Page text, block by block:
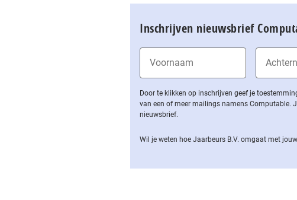
Inschrijven nieuwsbrief
Door te klikken op inschrijven geef je
van een of meer mailings namens Computable.
nieuwsbrief.
Wil je weten hoe Jaarbeurs B.V. omgaat met